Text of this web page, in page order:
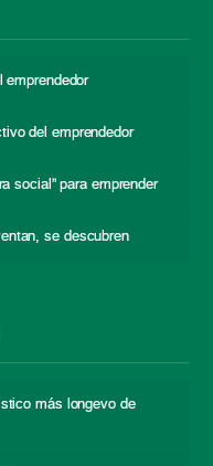
emprendedor
del emprendedor
social” para emprender
se descubren
más longevo de